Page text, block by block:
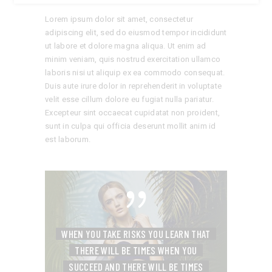
Lorem ipsum dolor sit amet, consectetur
adipiscing elit, sed do eiusmod tempor incididunt
ut labore et dolore magna aliqua. Ut enim ad
minim veniam, quis nostrud exercitation ullamco
laboris nisi ut aliquip ex ea commodo consequat.
Duis aute irure dolor in reprehenderit in voluptate
velit esse cillum dolore eu fugiat nulla pariatur.
Excepteur sint occaecat cupidatat non proident,
sunt in culpa qui officia deserunt mollit anim id
est laborum.
WHEN YOU TAKE RISKS YOU LEARN THAT
THERE WILL BE TIMES WHEN YOU
SUCCEED AND THERE WILL BE TIMES